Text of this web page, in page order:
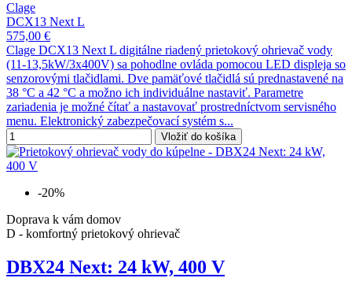
Clage
DCX13 Next L
575,00 €
Clage DCX13 Next L digitálne riadený prietokový ohrievač vody
(11-13,5kW/3x400V) sa pohodlne ovláda pomocou LED displeja so
senzorovými tlačidlami. Dve pamäťové tlačidlá sú prednastavené na
38 °C a 42 °C a možno ich individuálne nastaviť. Parametre
zariadenia je možné čítať a nastavovať prostredníctvom servisného
menu. Elektronický zabezpečovací systém s...
Vložiť do košíka
-20%
Doprava k vám domov
D - komfortný prietokový ohrievač
DBX24 Next: 24 kW, 400 V